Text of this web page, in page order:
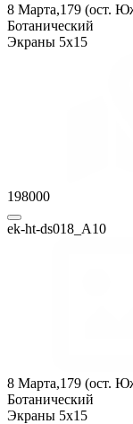
8 Марта,179 (ост.
Ботанический
Экраны 5x15
198000
ek-ht-ds018_А10
8 Марта,179 (ост.
Ботанический
Экраны 5x15